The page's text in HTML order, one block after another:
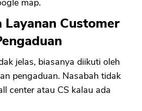
map.
Customer
jelas, biasanya diikuti oleh
pengaduan. Nasabah tidak
center atau CS kalau ada